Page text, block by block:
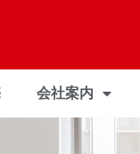
会社案内